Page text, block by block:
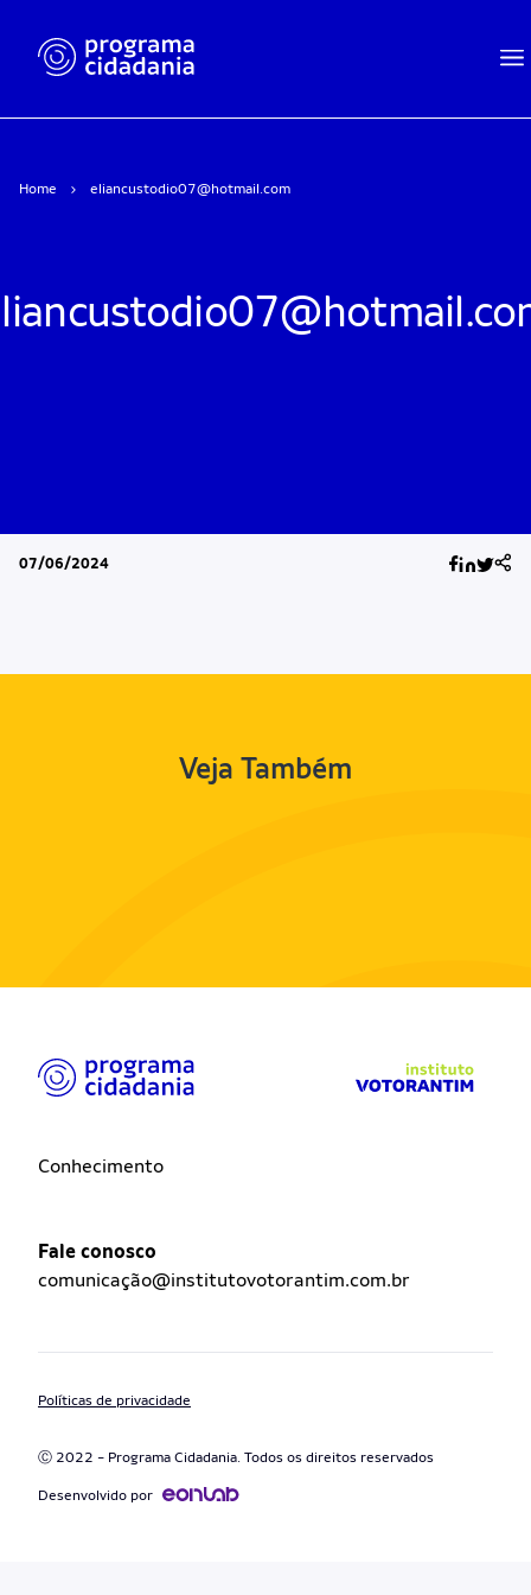
Home eliancustodio07@hotmail.com
07/06/2024
Veja Também
Conhecimento
Fale conosco
comunicação@institutovotorantim.com.br
Ⓒ 2022 - Programa Cidadania. Todos os direitos reservados
Políticas de privacidade
Desenvolvido por